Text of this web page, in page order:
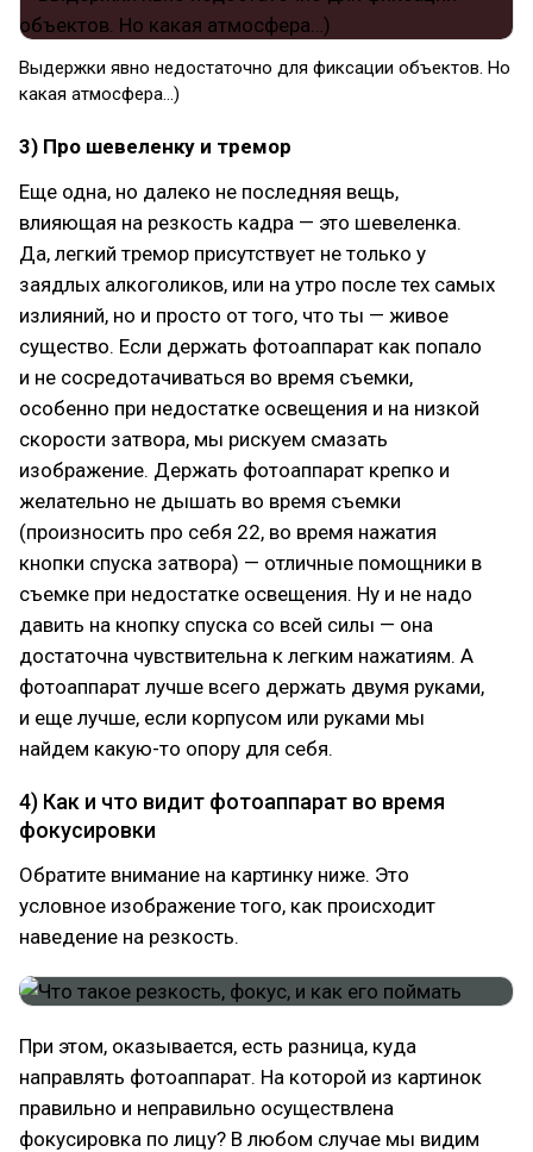
Выдержки явно недостаточно для фиксации объектов. Но
какая атмосфера…)
3) Про шевеленку и тремор
Еще одна, но далеко не последняя вещь,
влияющая на резкость кадра — это шевеленка.
Да, легкий тремор присутствует не только у
заядлых алкоголиков, или на утро после тех самых
излияний, но и просто от того, что ты — живое
существо. Если держать фотоаппарат как попало
и не сосредотачиваться во время съемки,
особенно при недостатке освещения и на низкой
скорости затвора, мы рискуем смазать
изображение. Держать фотоаппарат крепко и
желательно не дышать во время съемки
(произносить про себя 22, во время нажатия
кнопки спуска затвора) — отличные помощники в
съемке при недостатке освещения. Ну и не надо
давить на кнопку спуска со всей силы — она
достаточна чувствительна к легким нажатиям. А
фотоаппарат лучше всего держать двумя руками,
и еще лучше, если корпусом или руками мы
найдем какую-то опору для себя.
4) Как и что видит фотоаппарат во время
фокусировки
Обратите внимание на картинку ниже. Это
условное изображение того, как происходит
наведение на резкость.
При этом, оказывается, есть разница, куда
направлять фотоаппарат. На которой из картинок
правильно и неправильно осуществлена
фокусировка по лицу? В любом случае мы видим